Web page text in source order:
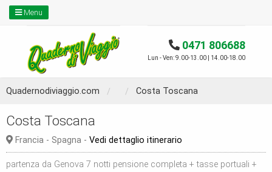
Menu
0471 806688
Lun - Ven: 9.00-13.00 | 14.00-18.00
Quadernodiviaggio.com Costa Toscana
Costa Toscana
Francia - Spagna - Vedi dettaglio itinerario
partenza da Genova 7 notti pensione completa + tasse portuali +